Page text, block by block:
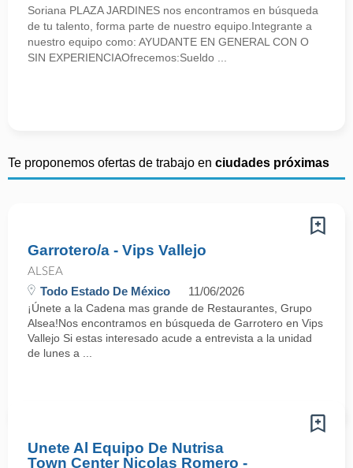
Soriana PLAZA JARDINES nos encontramos en búsqueda
de tu talento, forma parte de nuestro equipo.Integrante a
nuestro equipo como: AYUDANTE EN GENERAL CON O
SIN EXPERIENCIAOfrecemos:Sueldo ...
Te proponemos ofertas de trabajo en ciudades próximas
Garrotero/a - Vips Vallejo
ALSEA
Todo Estado De México 11/06/2026
¡Únete a la Cadena mas grande de Restaurantes, Grupo
Alsea!Nos encontramos en búsqueda de Garrotero en Vips
Vallejo Si estas interesado acude a entrevista a la unidad
de lunes a ...
Unete Al Equipo De Nutrisa
Town Center Nicolas Romero -